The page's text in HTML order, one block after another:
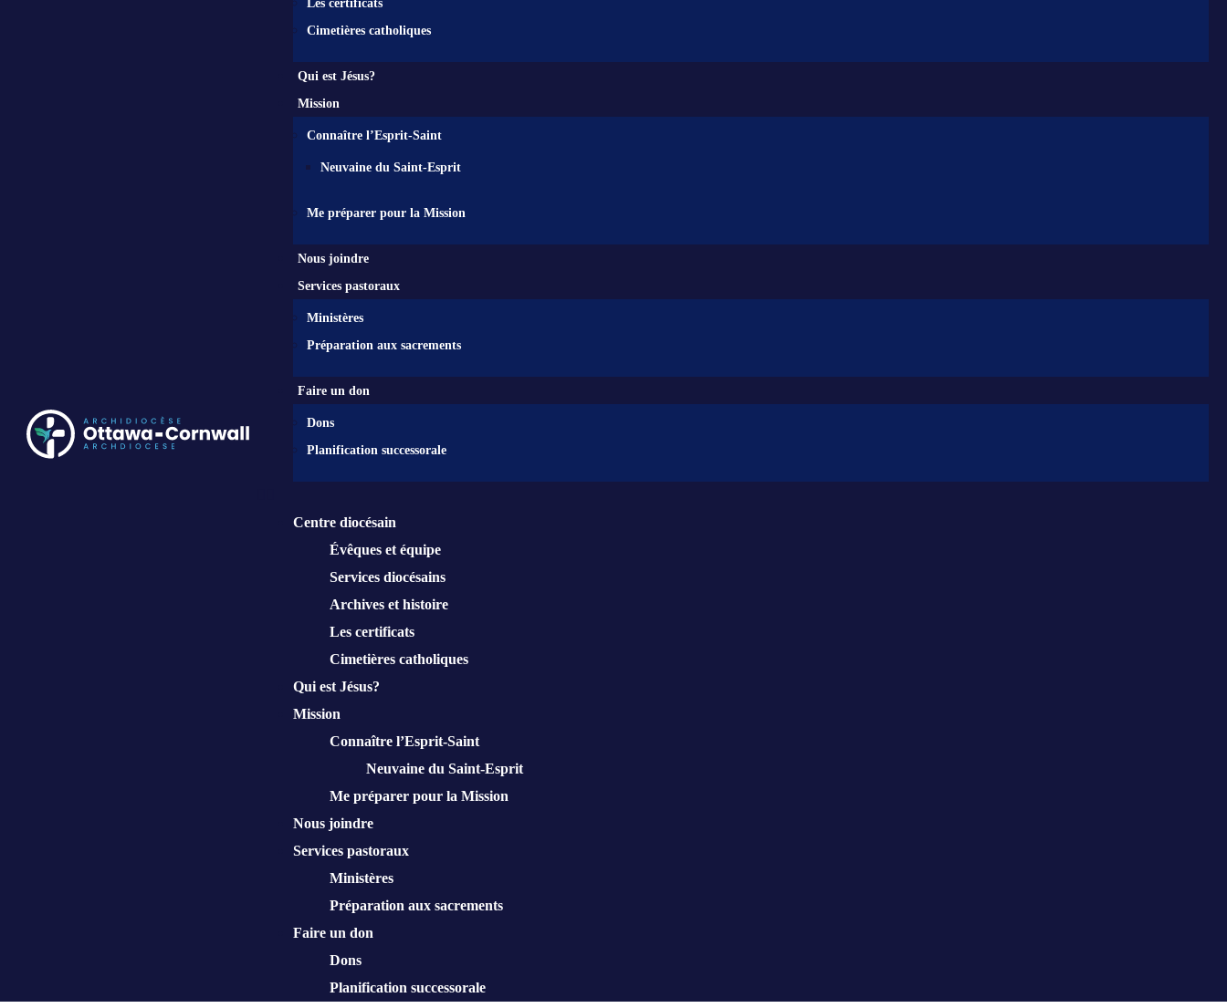
Les certificats
Cimetières catholiques
Qui est Jésus?
Mission
Connaître l’Esprit-Saint
Neuvaine du Saint-Esprit
Me préparer pour la Mission
Nous joindre
Services pastoraux
Ministères
Préparation aux sacrements
Faire un don
Dons
Planification successorale
Centre diocésain
Évêques et équipe
Services diocésains
Archives et histoire
Les certificats
Cimetières catholiques
Qui est Jésus?
Mission
Connaître l’Esprit-Saint
Neuvaine du Saint-Esprit
Me préparer pour la Mission
Nous joindre
Services pastoraux
Ministères
Préparation aux sacrements
Faire un don
Dons
Planification successorale